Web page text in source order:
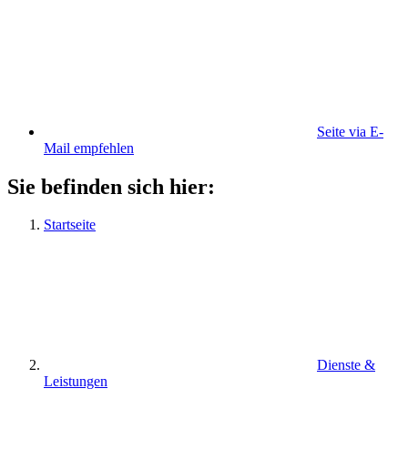
Seite via E-
Mail empfehlen
Sie befinden sich hier:
Startseite
Dienste &
Leistungen